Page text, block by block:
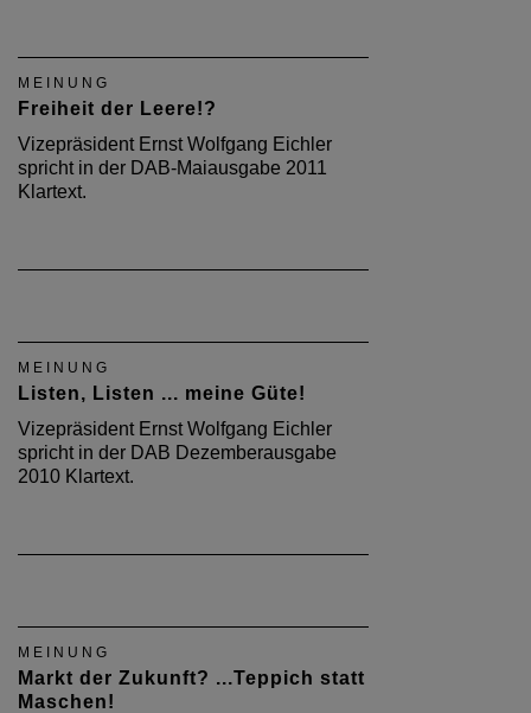
MEINUNG
Freiheit der Leere!?
Vizepräsident Ernst Wolfgang Eichler
spricht in der DAB-Maiausgabe 2011
Klartext.
MEINUNG
Listen, Listen ... meine Güte!
Vizepräsident Ernst Wolfgang Eichler
spricht in der DAB Dezemberausgabe
2010 Klartext.
MEINUNG
Markt der Zukunft? ...Teppich statt
Maschen!